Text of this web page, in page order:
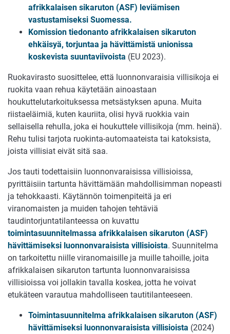
afrikkalaisen sikaruton (ASF) leviämisen
vastustamiseksi Suomessa.
Komission tiedonanto afrikkalaisen sikaruton
ehkäisyä, torjuntaa ja hävittämistä unionissa
koskevista suuntaviivoista (EU 2023).
Ruokavirasto suosittelee, että luonnonvaraisia villisikoja ei
ruokita vaan rehua käytetään ainoastaan
houkuttelutarkoituksessa metsästyksen apuna. Muita
riistaeläimiä, kuten kauriita, olisi hyvä ruokkia vain
sellaisella rehulla, joka ei houkuttele villisikoja (mm. heinä).
Rehu tulisi tarjota ruokinta-automaateista tai katoksista,
joista villisiat eivät sitä saa.
Jos tauti todettaisiin luonnonvaraisissa villisioissa,
pyrittäisiin tartunta hävittämään mahdollisimman nopeasti
ja tehokkaasti. Käytännön toimenpiteitä ja eri
viranomaisten ja muiden tahojen tehtäviä
taudintorjuntatilanteessa on kuvattu
toimintasuunnitelmassa afrikkalaisen sikaruton (ASF)
hävittämiseksi luonnonvaraisista villisioista. Suunnitelma
on tarkoitettu niille viranomaisille ja muille tahoille, joita
afrikkalaisen sikaruton tartunta luonnonvaraisissa
villisioissa voi jollakin tavalla koskea, jotta he voivat
etukäteen varautua mahdolliseen tautitilanteeseen.
Toimintasuunnitelma afrikkalaisen sikaruton (ASF)
hävittämiseksi luonnonvaraisista villisioista (2024)